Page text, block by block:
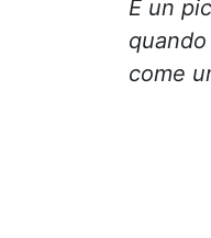
È un
come